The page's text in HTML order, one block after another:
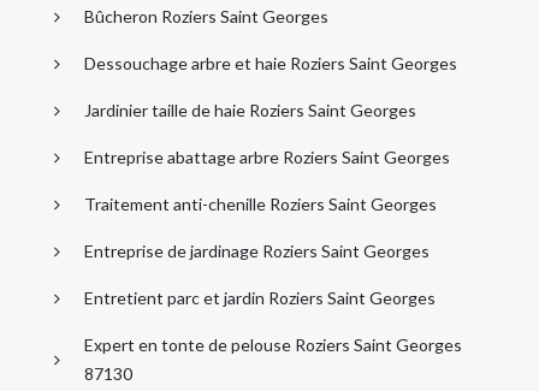
Bûcheron Roziers Saint Georges
Dessouchage arbre et haie Roziers Saint Georges
Jardinier taille de haie Roziers Saint Georges
Entreprise abattage arbre Roziers Saint Georges
Traitement anti-chenille Roziers Saint Georges
Entreprise de jardinage Roziers Saint Georges
Entretient parc et jardin Roziers Saint Georges
Expert en tonte de pelouse Roziers Saint Georges
87130